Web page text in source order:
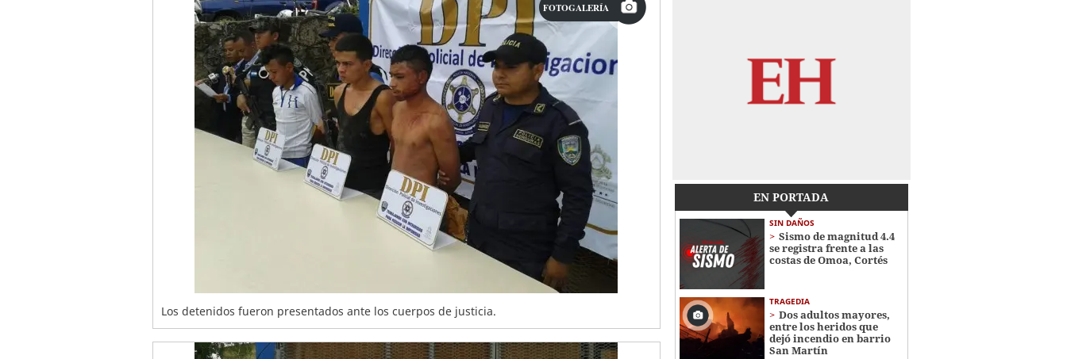
FOTOGALERÍA
Los detenidos fueron presentados ante los cuerpos de justicia.
EN PORTADA
SIN DAÑOS
Sismo de magnitud 4.4
se registra frente a las
costas de Omoa, Cortés
TRAGEDIA
Dos adultos mayores,
entre los heridos que
dejó incendio en barrio
San Martín